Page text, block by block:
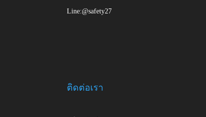
Line:@safety27
ติดต่อเรา